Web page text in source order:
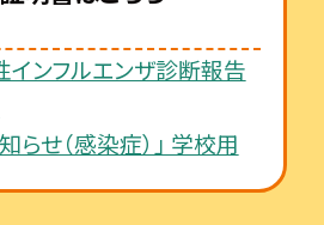
インフルエンザ診断報告
らせ（感染症）」 学校用